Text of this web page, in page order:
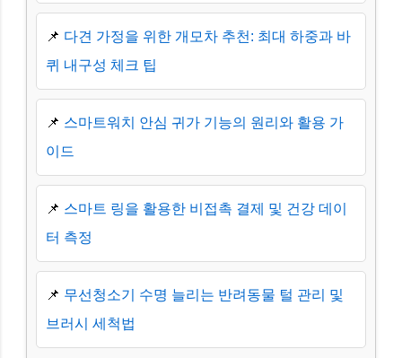
📌 다견 가정을 위한 개모차 추천: 최대 하중과 바
퀴 내구성 체크 팁
📌 스마트워치 안심 귀가 기능의 원리와 활용 가
이드
📌 스마트 링을 활용한 비접촉 결제 및 건강 데이
터 측정
📌 무선청소기 수명 늘리는 반려동물 털 관리 및
브러시 세척법